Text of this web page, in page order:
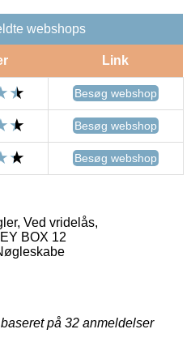
webshops
Link
Besøg webshop
Besøg webshop
Besøg webshop
Ved vridelås,
BOX 12
på 32 anmeldelser